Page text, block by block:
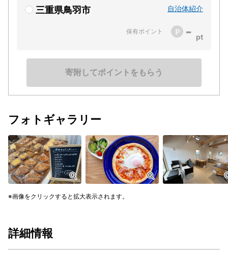
三重県鳥羽市 自治体紹介
保有ポイント -
寄附してポイントをもらう
フォトギャラリー
画像をクリックすると拡大表示されます。
詳細情報